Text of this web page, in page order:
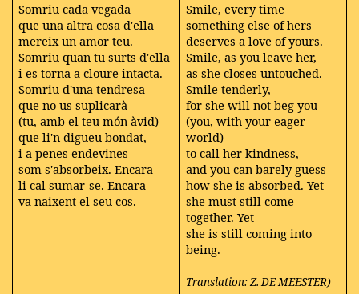
Somriu cada vegada
que una altra cosa d'ella
mereix un amor teu.
Somriu quan tu surts d'ella
i es torna a cloure intacta.
Somriu d'una tendresa
que no us suplicarà
(tu, amb el teu món àvid)
que li'n digueu bondat,
i a penes endevines
som s'absorbeix. Encara
li cal sumar-se. Encara
va naixent el seu cos.
Smile, every time
something else of hers
deserves a love of yours.
Smile, as you leave her,
as she closes untouched.
Smile tenderly,
for she will not beg you
(you, with your eager
world)
to call her kindness,
and you can barely guess
how she is absorbed. Yet
she must still come
together. Yet
she is still coming into
being.
Translation: Z. DE MEESTER)